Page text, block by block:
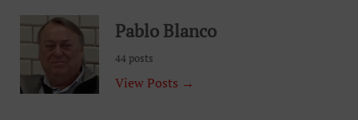
Pablo Blanco
44 posts
View Posts →